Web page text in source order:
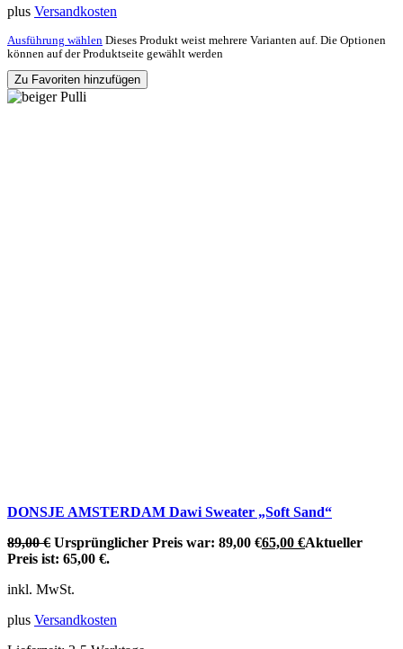
plus Versandkosten
Ausführung wählen Dieses Produkt weist mehrere Varianten auf. Die Optionen
können auf der Produktseite gewählt werden
Zu Favoriten hinzufügen
DONSJE AMSTERDAM Dawi Sweater „Soft Sand“
89,00€ Ursprünglicher Preis war: 89,00 €65,00 €Aktueller
Preis ist: 65,00 €.
inkl. MwSt.
plus Versandkosten